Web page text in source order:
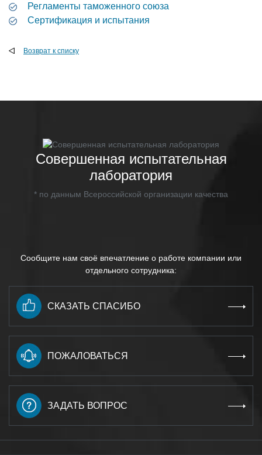
Регламенты таможенного союза
Сертификация и испытания
Возврат к списку
Совершенная испытательная
лаборатория
* по данным Всероссийской организации качества
Сообщите нам своё впечатление о работе компании или
отдельного сотрудника:
СКАЗАТЬ СПАСИБО
ПОЖАЛОВАТЬСЯ
ЗАДАТЬ ВОПРОС